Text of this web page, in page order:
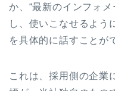
か、“最新のインフォ
し、使いこなせるよう
を具体的に話すことが
これは、採用側の企業